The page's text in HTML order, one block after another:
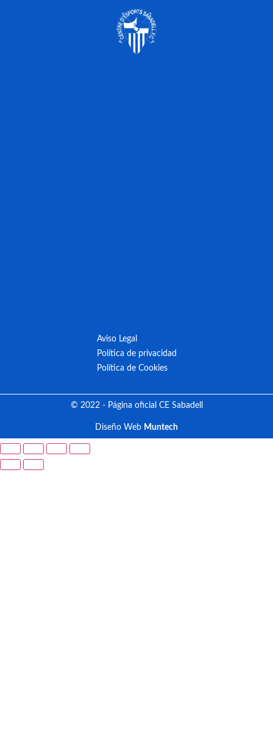
Aviso Legal
Política de privacidad
Política de Cookies
© 2022 - Página oficial CE Sabadell
Diseño Web Muntech